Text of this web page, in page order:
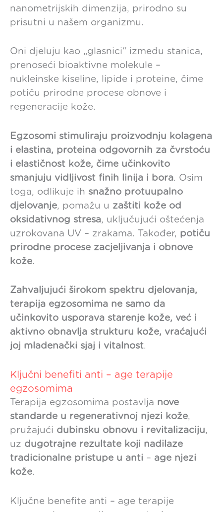
nanometrijskih dimenzija, prirodno su
prisutni u našem organizmu.
Oni djeluju kao „glasnici“ između stanica,
prenoseći bioaktivne molekule –
nukleinske kiseline, lipide i proteine, čime
potiču prirodne procese obnove i
regeneracije kože.
Egzosomi stimuliraju proizvodnju kolagena
i elastina, proteina odgovornih za čvrstoću
i elastičnost kože, čime učinkovito
smanjuju vidljivost finih linija i bora. Osim
toga, odlikuje ih snažno protuupalno
djelovanje, pomažu u zaštiti kože od
oksidativnog stresa, uključujući oštećenja
uzrokovana UV – zrakama. Također, potiču
prirodne procese zacjeljivanja i obnove
kože.
Zahvaljujući širokom spektru djelovanja,
terapija egzosomima ne samo da
učinkovito usporava starenje kože, već i
aktivno obnavlja strukturu kože, vraćajući
joj mladenački sjaj i vitalnost.
Ključni benefiti anti – age terapije
egzosomima
Terapija egzosomima postavlja nove
standarde u regenerativnoj njezi kože,
pružajući dubinsku obnovu i revitalizaciju,
uz dugotrajne rezultate koji nadilaze
tradicionalne pristupe u anti – age njezi
kože.
Ključne benefite anti – age terapije